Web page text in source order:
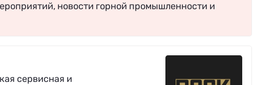
новости горной промышленности и
сервисная и